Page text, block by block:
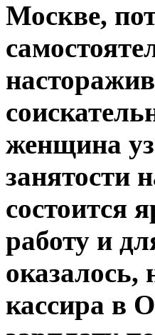
Москве,
женщина
занятости
состоится
работу и
оказалось,
кассира в